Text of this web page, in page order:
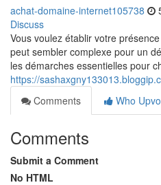
achat-domaine-internet105738
Discuss
Vous voulez établir votre
peut sembler complexe pour un
les démarches essentielles pour
https://
Comments
Who
Comments
Submit a Comment
No HTML